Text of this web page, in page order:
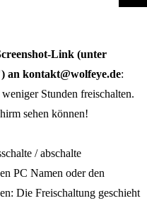
Link (unter
an kontakt@wolfeye.de:
Stunden freischalten.
sehen können!
/ abschalte
PC Namen oder den
Die Freischaltung geschieht